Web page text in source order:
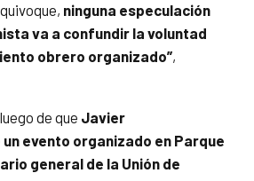
ninguna especulación
va a confundir la voluntad
obrero organizado”,
de que Javier
evento organizado en Parque
general de la Unión de